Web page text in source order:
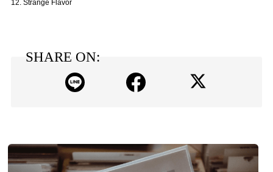
12. Strange Flavor
SHARE ON: